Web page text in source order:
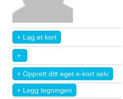
+ Legg tegningen